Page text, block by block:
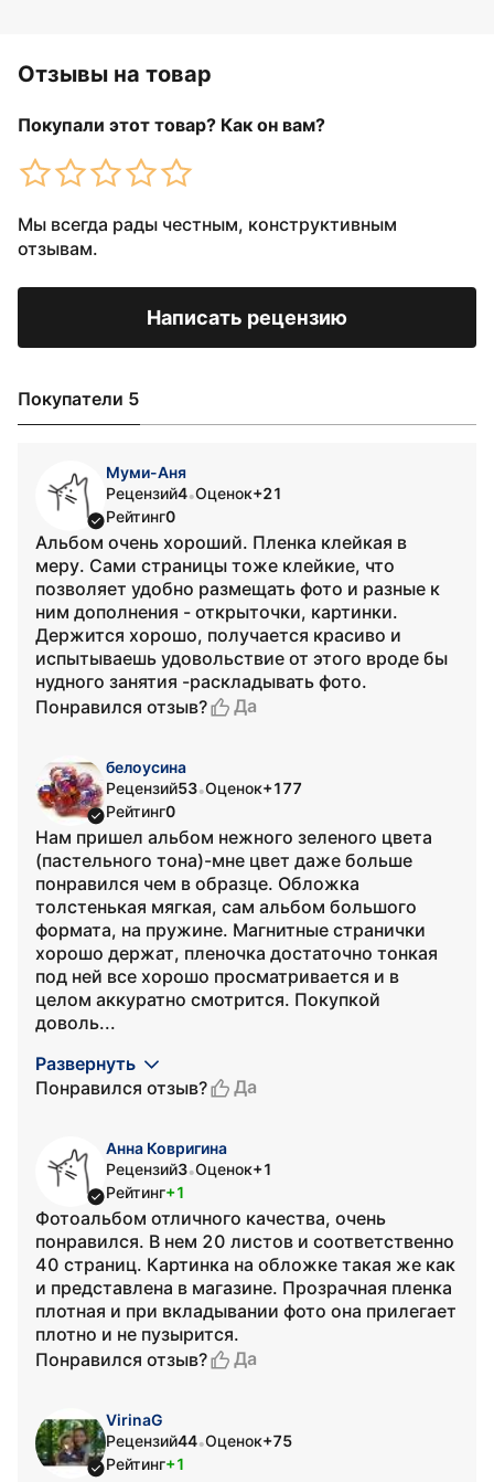
Отзывы на товар
Покупали этот товар? Как он вам?
Мы всегда рады честным, конструктивным
отзывам.
Написать рецензию
Покупатели 5
Муми-Аня
Рецензий4•Оценок+21
Рейтинг0
Альбом очень хороший. Пленка клейкая в
меру. Сами страницы тоже клейкие, что
позволяет удобно размещать фото и разные к
ним дополнения - открыточки, картинки.
Держится хорошо, получается красиво и
испытываешь удовольствие от этого вроде бы
нудного занятия -раскладывать фото.
Понравился отзыв?
Да
белоусина
Рецензий53•Оценок+177
Рейтинг0
Нам пришел альбом нежного зеленого цвета
(пастельного тона)-мне цвет даже больше
понравился чем в образце. Обложка
толстенькая мягкая, сам альбом большого
формата, на пружине. Магнитные странички
хорошо держат, пленочка достаточно тонкая
под ней все хорошо просматривается и в
целом аккуратно смотрится. Покупкой
доволь...
Развернуть
Понравился отзыв?
Да
Анна Ковригина
Рецензий3•Оценок+1
Рейтинг+1
Фотоальбом отличного качества, очень
понравился. В нем 20 листов и соответственно
40 страниц. Картинка на обложке такая же как
и представлена в магазине. Прозрачная пленка
плотная и при вкладывании фото она прилегает
плотно и не пузырится.
Понравился отзыв?
Да
VirinaG
Рецензий44•Оценок+75
Рейтинг+1